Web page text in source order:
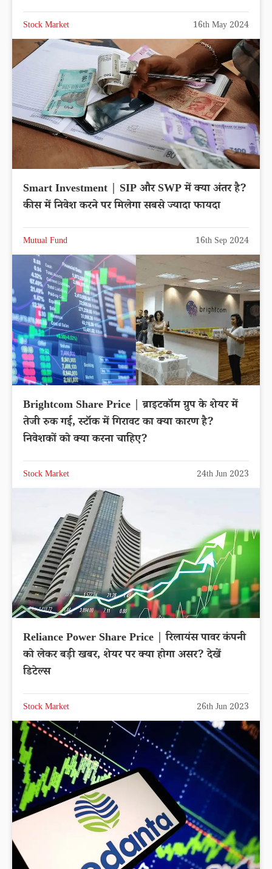
Stock Market 16th May 2024
Smart Investment | SIP और SWP में क्या अंतर है?
कीस में निवेश करने पर मिलेगा सबसे ज्यादा फायदा
Mutual Fund 16th Sep 2024
Brightcom Share Price | ब्राइटकॉम ग्रुप के शेयर में
तेजी रुक गई, स्टॉक में गिरावट का क्या कारण है?
निवेशकों को क्या करना चाहिए?
Stock Market 24th Jun 2023
Reliance Power Share Price | रिलायंस पावर कंपनी
को लेकर बड़ी खबर, शेयर पर क्या होगा असर? देखें
डिटेल्स
Stock Market 26th Jun 2023